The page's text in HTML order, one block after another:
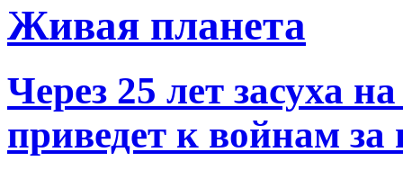
Живая планета
Через 25 лет засуха
приведет к войнам за